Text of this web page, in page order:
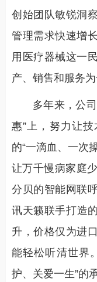
创始团队敏锐洞
管理需求快速增
用医疗器械这一
产、销售和服务
多年来，公
惠”上，努力让
的“一滴血、一次
让万千慢病家庭
分贝的智能网联
讯天籁联手打造
升，价格仅为进
能轻松听清世界
护、关爱一生”的